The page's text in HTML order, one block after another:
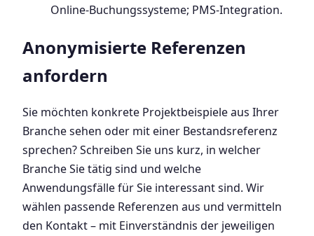
Online-Buchungssysteme; PMS-Integration.
Anonymisierte Referenzen
anfordern
Sie möchten konkrete Projektbeispiele aus Ihrer
Branche sehen oder mit einer Bestandsreferenz
sprechen? Schreiben Sie uns kurz, in welcher
Branche Sie tätig sind und welche
Anwendungsfälle für Sie interessant sind. Wir
wählen passende Referenzen aus und vermitteln
den Kontakt – mit Einverständnis der jeweiligen